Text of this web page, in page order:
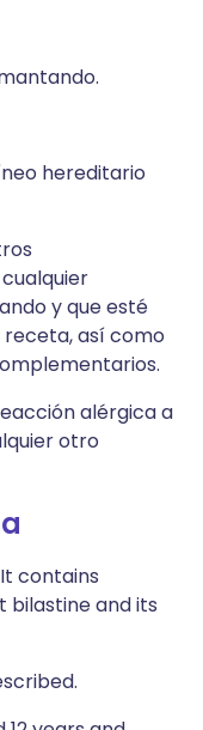
hereditario
y que esté
así como
alérgica a
otro
contains
and its